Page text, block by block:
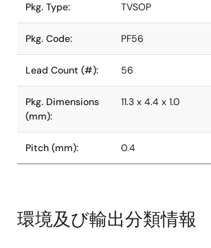
Pkg. Type: TVSOP
Pkg. Code: PF56
Lead Count (#): 56
Pkg. Dimensions
(mm):
11.3 x 4.4 x 1.0
Pitch (mm): 0.4
環境及び輸出分類情報